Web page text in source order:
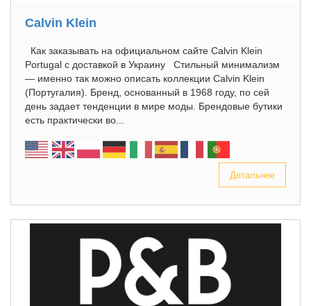
Calvin Klein
Как заказывать на официальном сайте Calvin Klein
Portugal с доставкой в Украину Стильный минимализм
— именно так можно описать коллекции Calvin Klein
(Португалия). Бренд, основанный в 1968 году, по сей
день задает тенденции в мире моды. Брендовые бутики
есть практически во...
Детальнее